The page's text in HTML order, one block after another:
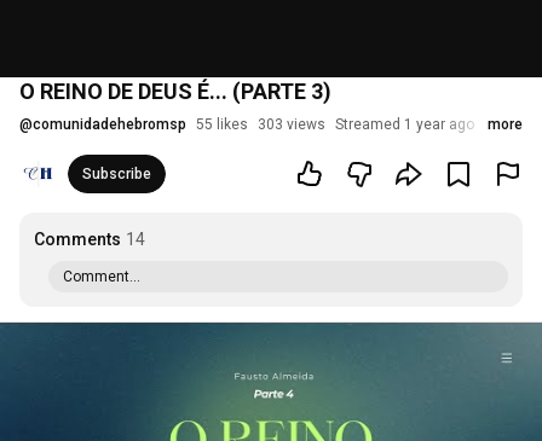
O REINO DE DEUS É... (PARTE 3)
@comunidadehebromsp 55 likes 303 views Streamed 1 year ago more
Subscribe
Comments 14
Comment...